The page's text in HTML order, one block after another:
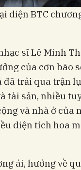
diện BTC
sĩ Lê Minh
của cơn bão
đã trải qua trận
tài sản, nhiều
và nhà ở của
diện tích hoa
ái, hướng về